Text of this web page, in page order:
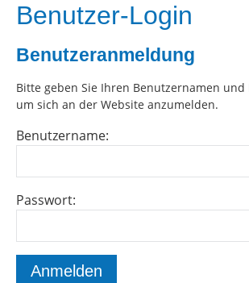
Benutzer-Login
Benutzeranmeldung
Bitte geben Sie Ihren Benutzernamen und
um sich an der Website anzumelden.
Benutzername:
Passwort: